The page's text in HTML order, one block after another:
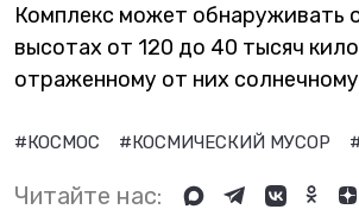
Комплекс может обнаруживать
высотах от 120 до 40 тысяч
отраженному от них
#КОСМОС #КОСМИЧЕСКИЙ МУСОР
Читайте нас: